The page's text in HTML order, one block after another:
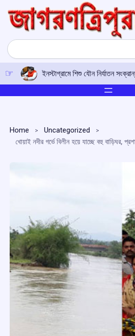
content
Search
ইনস্টাগ্রামে শিশু যৌন নির্যাতন
Home
Uncategorized